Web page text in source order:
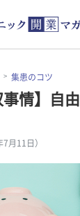
運営・
医療機
集患のコツ
事情】自
月11日）